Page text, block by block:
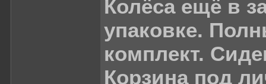
Колёса ещё в
упаковке.
комплект.
Корзина под